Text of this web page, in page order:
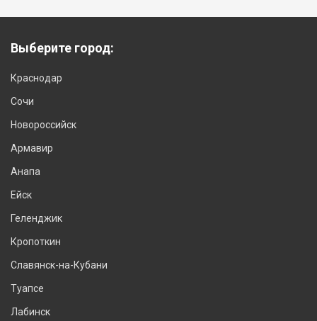
Выберите город:
Краснодар
Сочи
Новороссийск
Армавир
Анапа
Ейск
Геленджик
Кропоткин
Славянск-на-Кубани
Туапсе
Лабинск